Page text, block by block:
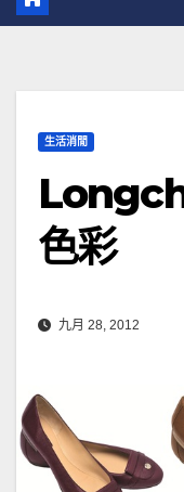
生活消閒
色彩
九月 28, 2012